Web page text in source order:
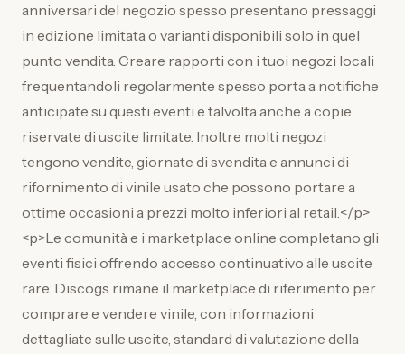
anniversari del negozio spesso presentano pressaggi
in edizione limitata o varianti disponibili solo in quel
punto vendita. Creare rapporti con i tuoi negozi locali
frequentandoli regolarmente spesso porta a notifiche
anticipate su questi eventi e talvolta anche a copie
riservate di uscite limitate. Inoltre molti negozi
tengono vendite, giornate di svendita e annunci di
rifornimento di vinile usato che possono portare a
ottime occasioni a prezzi molto inferiori al retail.</p>
<p>Le comunità e i marketplace online completano gli
eventi fisici offrendo accesso continuativo alle uscite
rare. Discogs rimane il marketplace di riferimento per
comprare e vendere vinile, con informazioni
dettagliate sulle uscite, standard di valutazione della